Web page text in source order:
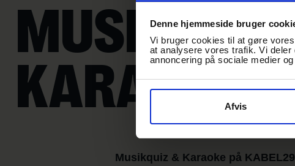
Denne hjemmeside bruger
Vi bruger cookies til at gøre
at analysere vores trafik. Vi
annoncering på sociale medier
Afvis
MUSIK
KARAOKE
Musikquiz & Karaoke på KABEL29